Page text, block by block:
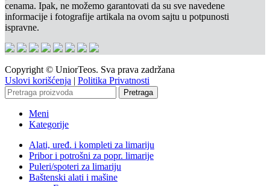
cenama. Ipak, ne možemo garantovati da su sve navedene
informacije i fotografije artikala na ovom sajtu u potpunosti
ispravne.
Copyright © UniorTeos. Sva prava zadržana
Uslovi korišćenja | Politika Privatnosti
Pretraga
Meni
Kategorije
Alati, uređ. i kompleti za limariju
Pribor i potrošni za popr. limarije
Puleri/spoteri za limariju
Baštenski alati i mašine